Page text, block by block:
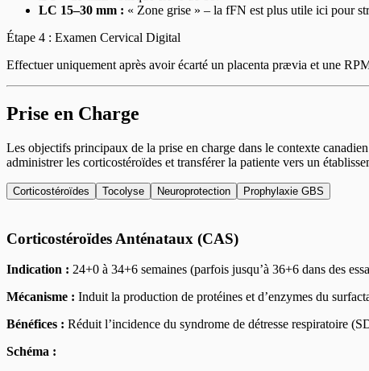
LC 15–30 mm : « Zone grise » – la fFN est plus utile ici pour
Étape 4 : Examen Cervical Digital
Effectuer uniquement après avoir écarté un placenta prævia et une
Prise en Charge
Les objectifs principaux de la prise en charge dans le contexte
administrer les corticostéroïdes et transférer la patiente vers un
Corticostéroïdes Tocolyse Neuroprotection Prophylaxie GBS
Corticostéroïdes Anténataux (CAS)
Indication : 24+0 à 34+6 semaines (parfois jusqu’à 36+6 dans des
Mécanisme : Induit la production de protéines et d’enzymes du
Bénéfices : Réduit l’incidence du syndrome de détresse respiratoire
Schéma :